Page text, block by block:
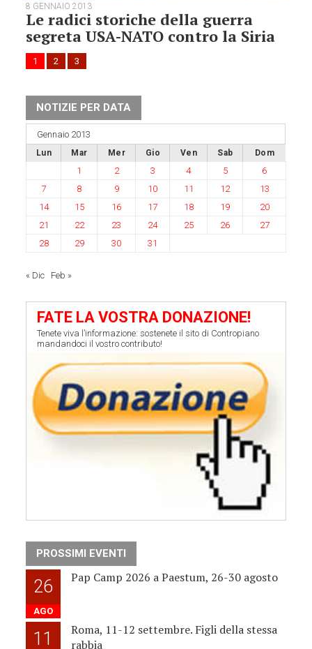
8 GENNAIO 2013
Le radici storiche della guerra
segreta USA-NATO contro la Siria
1 2 3
NOTIZIE PER DATA
Gennaio 2013
Lun Mar Mer Gio Ven Sab Dom
1 2 3 4 5
6
7
8 9 10 11 12
13
14
15 16 17 18 19
20
21
22 23 24 25 26
27
28
29 30 31
« Dic Feb »
FATE LA VOSTRA DONAZIONE!
Tenete viva l’informazione: sostenete il sito di Contropiano
mandandoci il vostro contributo!
PROSSIMI EVENTI
26
AGO
Pap Camp 2026 a Paestum, 26-30 agosto
11
Roma, 11-12 settembre. Figli della stessa
rabbia